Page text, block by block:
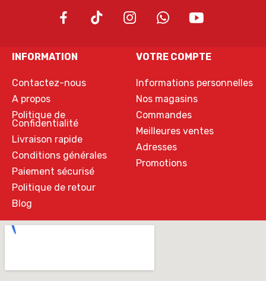
INFORMATION
Contactez-nous
A propos
Politique de
Confidentialité
Livraison rapide
Conditions générales
Paiement sécurisé
Politique de retour
Blog
VOTRE COMPTE
Informations personnelles
Nos magasins
Commandes
Meilleures ventes
Adresses
Promotions